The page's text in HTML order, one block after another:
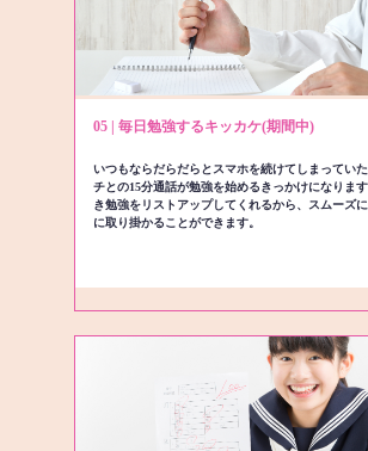
05 | 毎日勉強するキッカケ(期間中)
いつもならだらだらとスマホを続けてしまってい
チとの15分通話が勉強を始めるきっかけになりま
き勉強をリストアップしてくれるから、スムーズ
に取り掛かることができます。